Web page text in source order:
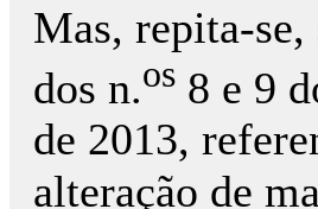
Mas, repita-
dos n.os 8 e 9
de 2013,
alteração de